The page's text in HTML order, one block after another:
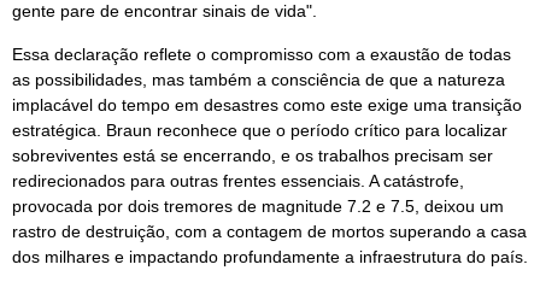
gente pare de encontrar sinais de vida".
Essa declaração reflete o compromisso com a exaustão de todas
as possibilidades, mas também a consciência de que a natureza
implacável do tempo em desastres como este exige uma transição
estratégica. Braun reconhece que o período crítico para localizar
sobreviventes está se encerrando, e os trabalhos precisam ser
redirecionados para outras frentes essenciais. A catástrofe,
provocada por dois tremores de magnitude 7.2 e 7.5, deixou um
rastro de destruição, com a contagem de mortos superando a casa
dos milhares e impactando profundamente a infraestrutura do país.